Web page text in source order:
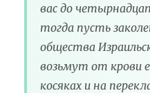
вас до
тогда пусть
общества
возьмут от крови
косяках и на